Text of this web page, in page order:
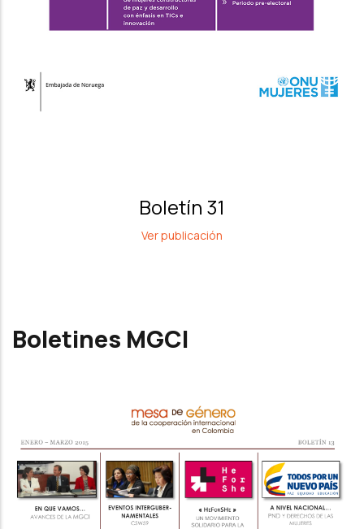
Boletín 31
Ver publicación
Boletines MGCI